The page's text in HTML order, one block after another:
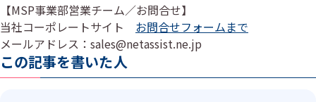
【MSP事業部営業チーム／お問合せ】
当社コーポレートサイト お問合せフォームまで
メールアドレス：sales@netassist.ne.jp
この記事を書いた人